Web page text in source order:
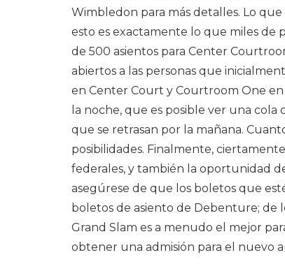
Wimbledon para más detalles. Lo
esto es exactamente lo que miles de
de 500 asientos para Center
abiertos a las personas que
en Center Court y Courtroom One
la noche, que es posible ver una
que se retrasan por la mañana.
posibilidades. Finalmente,
federales, y también la oportunidad
asegúrese de que los boletos que
boletos de asiento de Debenture; de
Grand Slam es a menudo el mejor
obtener una admisión para el nuevo